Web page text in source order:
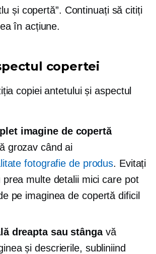
și copertă”. Continuați să citiți
în acțiune.
copertei
copiei antetului și aspectul
imagine de copertă
grozav când ai
fotografie de produs. Evitați
prea multe detalii mici care pot
pe imaginea de copertă dificil
dreapta sau stângavă
și descrierile, subliniind